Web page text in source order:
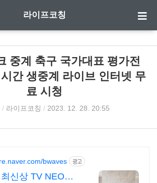
라이프코칭
중계 축구 국가대표 평가전
간 생중계 라이브 인터넷 무
료 시청
/ 라이프코칭 / 2023. 12. 28. 20:55
bwaves 광고
신상 TV NEO